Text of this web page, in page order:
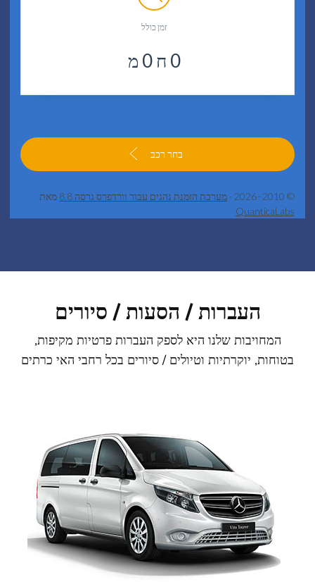
מערכת הזמנת נהגים עבור וורדפרס גרסה 8.8
מאת
/ הסעות / סיורים
שלנו היא לספק העברות פרטיות מקיפות,
וטיולים / סיורים בכל רחבי האי כרתים